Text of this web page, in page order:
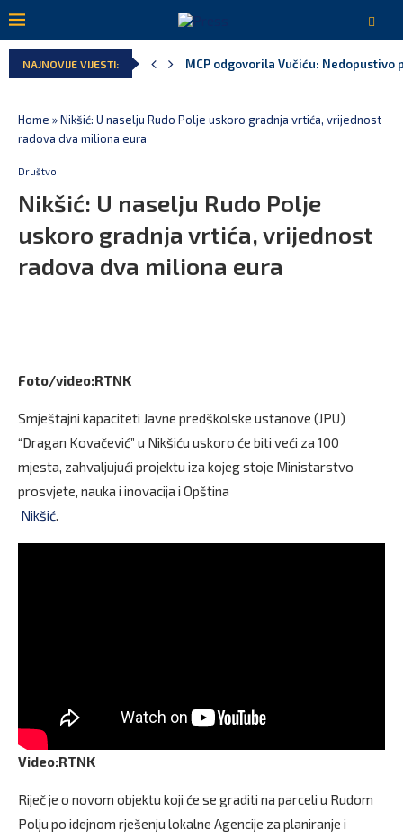
NAJNOVIJE VIJESTI: MCP odgovorila Vučiću:
Home »Nikšić: U naselju Rudo Polje uskoro gradnja vrtića, vrijednost
radova dva miliona eura
Društvo
Nikšić: U naselju Rudo Polje
uskoro gradnja vrtića, vrijednost
radova dva miliona eura
Foto/video:RTNK
Smještajni kapaciteti Javne predškolske ustanove (JPU)
“Dragan Kovačević” u Nikšiću uskoro će biti veći za 100
mjesta, zahvaljujući projektu iza kojeg stoje Ministarstvo
prosvjete, nauka i inovacija i Opština
Nikšić.
Video:RTNK
Riječ je o novom objektu koji će se graditi na parceli u Rudom
Polju po idejnom rješenju lokalne Agencije za planiranje i